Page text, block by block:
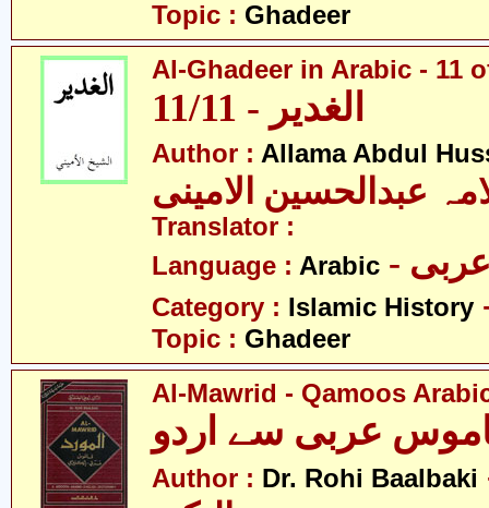
Topic : Ghadeer
Al-Ghadeer in Arabic - 11
11/11 - الغدیر
Author : Allama Abdul
عبدالحسین الامینی
Translator :
Language : Arabic عربی
Category : Islamic History
Topic : Ghadeer
Al-Mawrid - Qamoos
عربی سے اردو
Author : Dr. Rohi Baalbaki